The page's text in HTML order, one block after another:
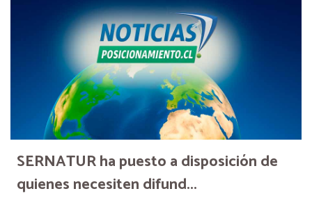
SERNATUR ha puesto a disposición de
quienes necesiten difund...